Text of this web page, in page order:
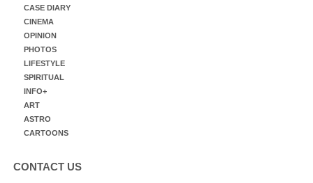
CASE DIARY
CINEMA
OPINION
PHOTOS
LIFESTYLE
SPIRITUAL
INFO+
ART
ASTRO
CARTOONS
CONTACT US